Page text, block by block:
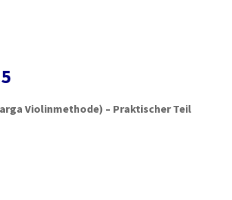
Violinmethode) – Praktischer Teil